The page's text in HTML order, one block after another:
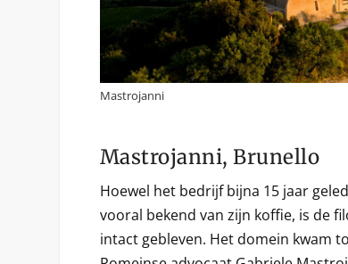
Mastrojanni
Mastrojanni, Brunello
Hoewel het bedrijf bijna 15 jaar
vooral bekend van zijn koffie, is de
intact gebleven. Het domein kwam